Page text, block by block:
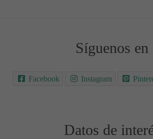
Síguenos en
Facebook Instagram
Datos de